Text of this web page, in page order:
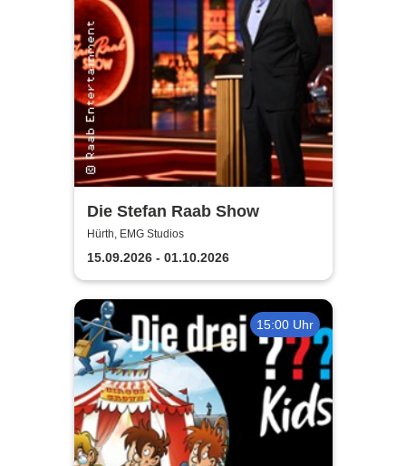
Die Stefan Raab Show
Hürth, EMG Studios
15.09.2026 - 01.10.2026
15:00 Uhr